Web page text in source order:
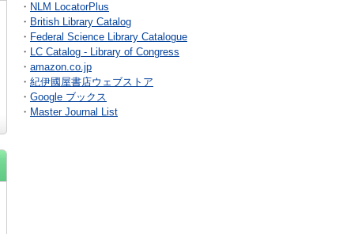
・ NLM LocatorPlus
・ British Library Catalog
・ Federal Science Library Catalogue
・ LC Catalog - Library of Congress
・ amazon.co.jp
・ 紀伊國屋書店ウェブストア
・ Google ブックス
・ Master Journal List